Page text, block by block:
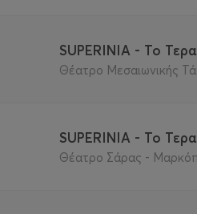
SUPERINIA - Το
Θέατρο Μεσαιωνικής
SUPERINIA - Το
Θέατρο Σάρας -